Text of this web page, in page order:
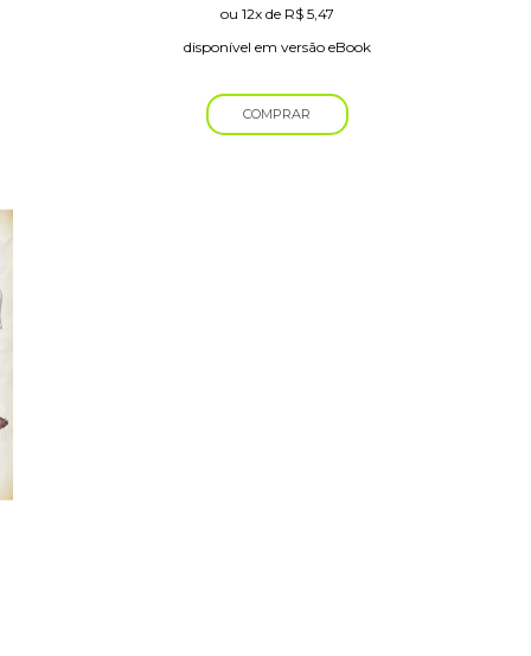
ou 12xde R$5,47
disponível em versão eBook
COMPRAR